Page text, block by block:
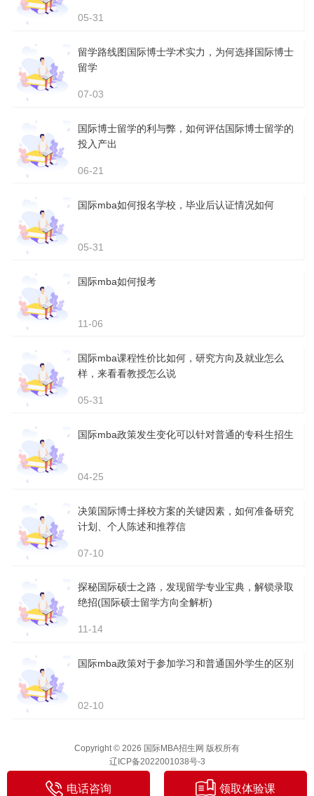
05-31
留学路线图国际博士学术实力，为何选择国际博士
留学
07-03
国际博士留学的利与弊，如何评估国际博士留学的
投入产出
06-21
国际mba如何报名学校，毕业后认证情况如何
05-31
国际mba如何报考
11-06
国际mba课程性价比如何，研究方向及就业怎么
样，来看看教授怎么说
05-31
国际mba政策发生变化可以针对普通的专科生招生
04-25
决策国际博士择校方案的关键因素，如何准备研究
计划、个人陈述和推荐信
07-10
探秘国际硕士之路，发现留学专业宝典，解锁录取
绝招(国际硕士留学方向全解析)
11-14
国际mba政策对于参加学习和普通国外学生的区别
02-10
Copyright © 2026 国际MBA招生网 版权所有
辽ICP备2022001038号-3
电话咨询 领取体验课